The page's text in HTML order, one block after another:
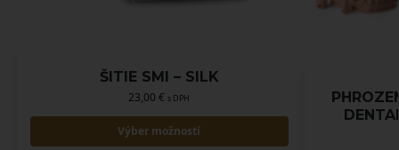
ŠITIE SMI – SILK
23,00€ s DPH
Výber možností